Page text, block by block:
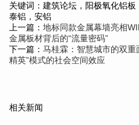
关键词：建筑论坛，阳极氧化铝板
泰铝，安铝
上一篇： 地标同款金属幕墙亮相
金属板材背后的“流量密码”
下一篇： 马桂霖：智慧城市的双重
精英”模式的社会空间效应
相关新闻